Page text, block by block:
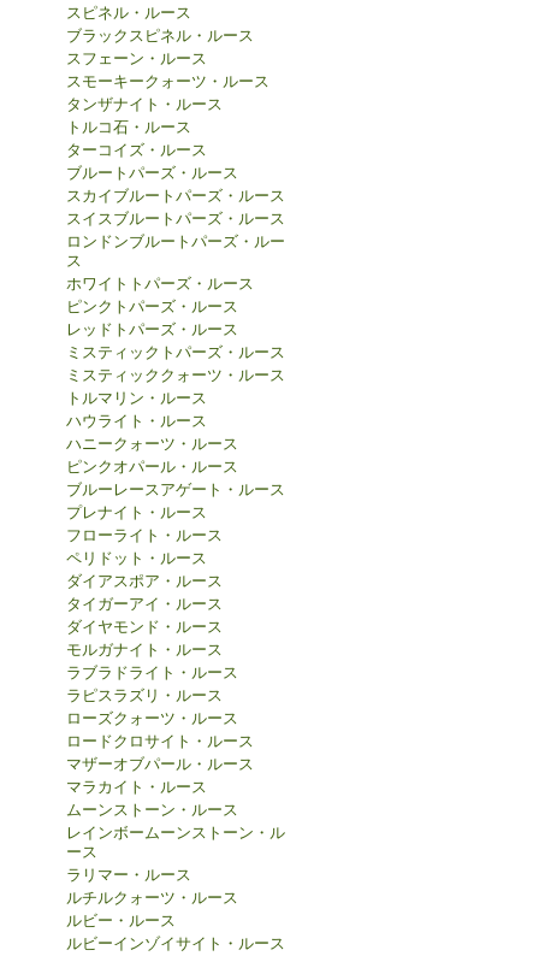
スピネル・ルース
ブラックスピネル・ルース
スフェーン・ルース
スモーキークォーツ・ルース
タンザナイト・ルース
トルコ石・ルース
ターコイズ・ルース
ブルートパーズ・ルース
スカイブルートパーズ・ルース
スイスブルートパーズ・ルース
ロンドンブルートパーズ・ルー
ス
ホワイトトパーズ・ルース
ピンクトパーズ・ルース
レッドトパーズ・ルース
ミスティックトパーズ・ルース
ミスティッククォーツ・ルース
トルマリン・ルース
ハウライト・ルース
ハニークォーツ・ルース
ピンクオパール・ルース
ブルーレースアゲート・ルース
プレナイト・ルース
フローライト・ルース
ペリドット・ルース
ダイアスポア・ルース
タイガーアイ・ルース
ダイヤモンド・ルース
モルガナイト・ルース
ラブラドライト・ルース
ラピスラズリ・ルース
ローズクォーツ・ルース
ロードクロサイト・ルース
マザーオブパール・ルース
マラカイト・ルース
ムーンストーン・ルース
レインボームーンストーン・ル
ース
ラリマー・ルース
ルチルクォーツ・ルース
ルビー・ルース
ルビーインゾイサイト・ルース